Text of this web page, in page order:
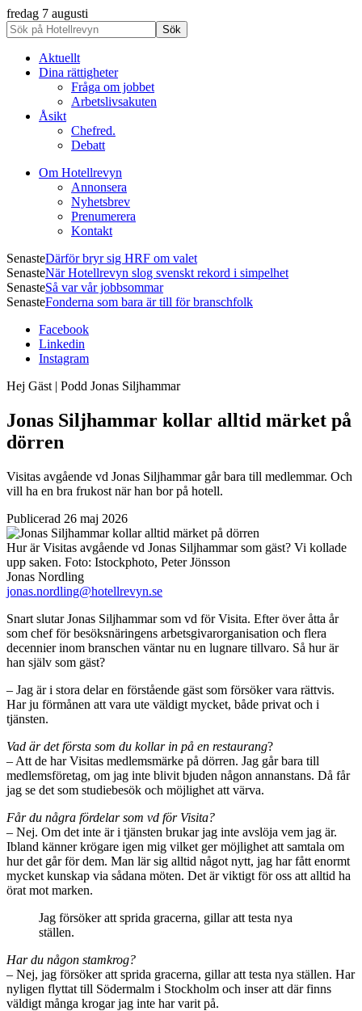
fredag 7 augusti
Aktuellt
Dina rättigheter
Fråga om jobbet
Arbetslivsakuten
Åsikt
Chefred.
Debatt
Om Hotellrevyn
Annonsera
Nyhetsbrev
Prenumerera
Kontakt
SenasteDärför bryr sig HRF om valet
SenasteNär Hotellrevyn slog svenskt rekord i simpelhet
SenasteSå var vår jobbsommar
SenasteFonderna som bara är till för branschfolk
Facebook
Linkedin
Instagram
Hej Gäst | Podd Jonas Siljhammar
Jonas Siljhammar kollar alltid märket på
dörren
Visitas avgående vd Jonas Siljhammar går bara till medlemmar. Och
vill ha en bra frukost när han bor på hotell.
Publicerad 26 maj 2026
Hur är Visitas avgående vd Jonas Siljhammar som gäst? Vi kollade
upp saken. Foto: Istockphoto, Peter Jönsson
Jonas Nordling
jonas.nordling@hotellrevyn.se
Snart slutar Jonas Siljhammar som vd för Visita. Efter över åtta år
som chef för besöksnäringens arbetsgivarorganisation och flera
decennier inom branschen väntar nu en lugnare tillvaro. Så hur är
han själv som gäst?
– Jag är i stora delar en förstående gäst som försöker vara rättvis.
Har ju förmånen att vara ute väldigt mycket, både privat och i
tjänsten.
Vad är det första som du kollar in på en restaurang?
– Att de har Visitas medlemsmärke på dörren. Jag går bara till
medlemsföretag, om jag inte blivit bjuden någon annanstans. Då får
jag se det som studiebesök och möjlighet att värva.
Får du några fördelar som vd för Visita?
– Nej. Om det inte är i tjänsten brukar jag inte avslöja vem jag är.
Ibland känner krögare igen mig vilket ger möjlighet att samtala om
hur det går för dem. Man lär sig alltid något nytt, jag har fått enormt
mycket kunskap via sådana möten. Det är viktigt för oss att alltid ha
örat mot marken.
Jag försöker att sprida gracerna, gillar att testa nya
ställen.
Har du någon stamkrog?
– Nej, jag försöker att sprida gracerna, gillar att testa nya ställen. Har
nyligen flyttat till Södermalm i Stockholm och inser att där finns
väldigt många krogar jag inte har varit på.